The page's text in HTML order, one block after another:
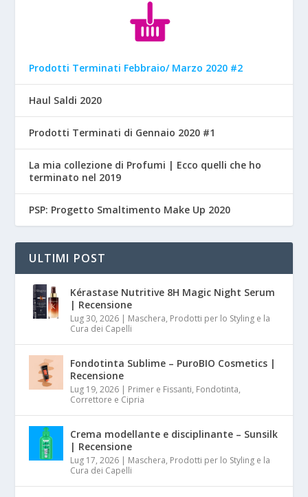
Prodotti Terminati Febbraio/ Marzo 2020 #2
Haul Saldi 2020
Prodotti Terminati di Gennaio 2020 #1
La mia collezione di Profumi | Ecco quelli che ho
terminato nel 2019
PSP: Progetto Smaltimento Make Up 2020
ULTIMI POST
Kérastase Nutritive 8H Magic Night Serum
| Recensione
Lug 30, 2026 | Maschera, Prodotti per lo Styling e la
Cura dei Capelli
Fondotinta Sublime – PuroBIO Cosmetics |
Recensione
Lug 19, 2026 | Primer e Fissanti, Fondotinta,
Correttore e Cipria
Crema modellante e disciplinante – Sunsilk
| Recensione
Lug 17, 2026 | Maschera, Prodotti per lo Styling e la
Cura dei Capelli